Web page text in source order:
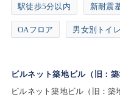
駅徒歩5分以内 新耐震
OAフロア 男女別トイレ
ビルネット築地ビル（旧：
ビルネット築地ビル（旧：